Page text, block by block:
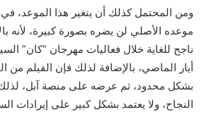
ومن المحتمل كذلك أن يتغير هذا
موعده الأصلي لن يضره بصورة كبيرة،
ناجح للغاية خلال فعاليات مهرجان “كان”
أيار الماضي، بالإضافة لذلك فإن الفيلم من
بشكل محدود، ثم عرضه على منصة آبل،
النجاح، ولا يعتمد بشكل كبير على إيرادات